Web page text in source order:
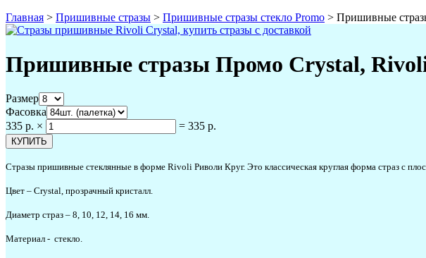
Главная > Пришивные стразы > Пришивные стразы стекло Promo > Пришивные
Пришивные стразы Промо Crystal,
Размер
Фасовка
335 р. × = 335 р.
Стразы пришивные стеклянные в форме Rivoli Риволи Круг. Это классическая круглая форма страз с
Цвет – Crystal, прозрачный кристалл.
Диаметр страз – 8, 10, 12, 14, 16 мм.
Материал - стекло.